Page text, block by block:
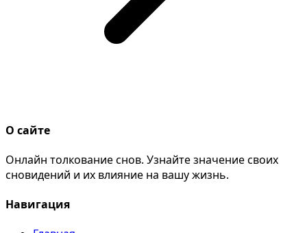
О сайте
Онлайн толкование снов. Узнайте значение своих
сновидений и их влияние на вашу жизнь.
Навигация